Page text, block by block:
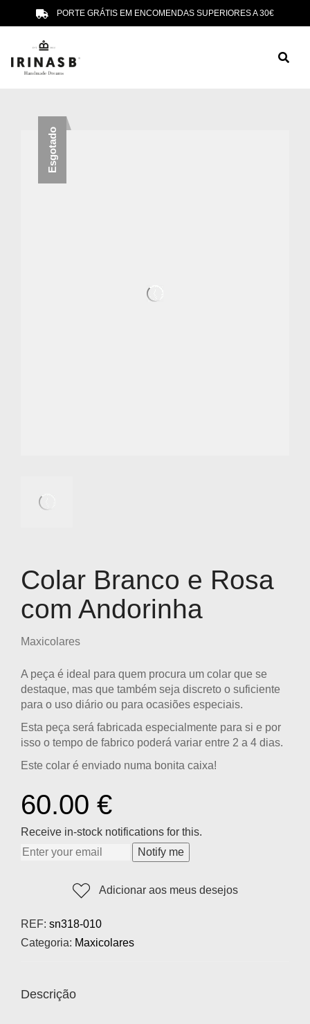
PORTE GRÁTIS EM ENCOMENDAS SUPERIORES A 30€
Esgotado
Colar Branco e Rosa
com Andorinha
Maxicolares
A peça é ideal para quem procura um colar que se
destaque, mas que também seja discreto o suficiente
para o uso diário ou para ocasiões especiais.
Esta peça será fabricada especialmente para si e por
isso o tempo de fabrico poderá variar entre 2 a 4 dias.
Este colar é enviado numa bonita caixa!
60.00 €
Receive in-stock notifications for this.
Notify me
Adicionar aos meus desejos
REF: sn318-010
Categoria: Maxicolares
Descrição